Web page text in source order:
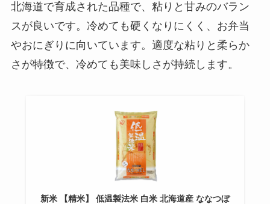
北海道で育成された品種で、粘りと甘みのバラン
スが良いです。冷めても硬くなりにくく、お弁当
やおにぎりに向いています。適度な粘りと柔らか
さが特徴で、冷めても美味しさが持続します。
新米 【精米】 低温製法米 白米 北海道産 ななつぼ